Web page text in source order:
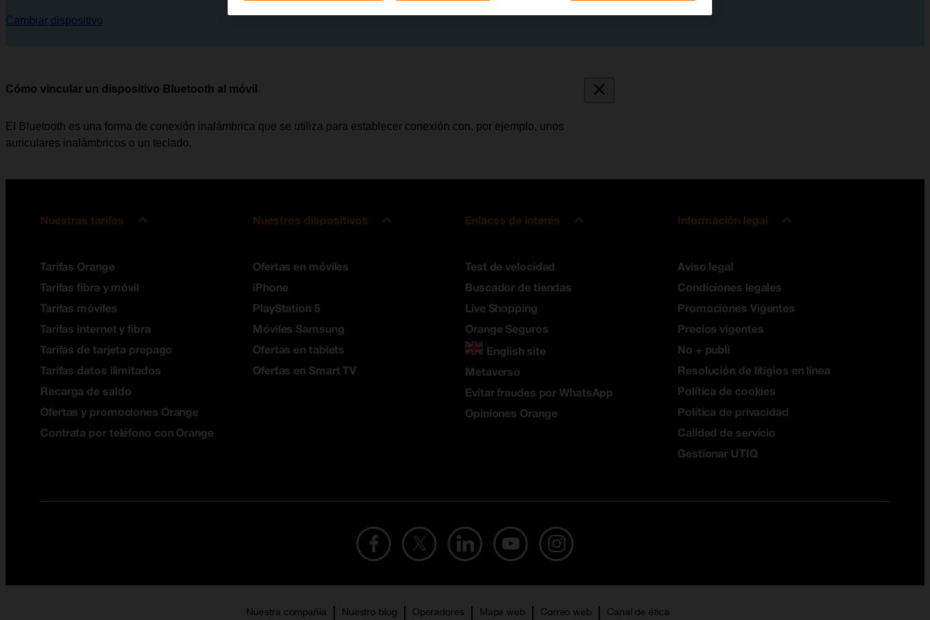
Cambiar dispositivo
Cómo vincular un dispositivo Bluetooth al móvil
El Bluetooth es una forma de conexión inalámbrica que se utiliza para establecer conexión con, por ejemplo, unos
auriculares inalámbricos o un teclado.
Nuestras tarifas
Tarifas Orange
Tarifas fibra y móvil
Tarifas móviles
Tarifas internet y fibra
Tarifas de tarjeta prepago
Tarifas datos ilimitados
Recarga de saldo
Ofertas y promociones Orange
Contrata por teléfono con Orange
Nuestros dispositivos
Ofertas en móviles
iPhone
PlayStation 5
Móviles Samsung
Ofertas en tablets
Ofertas en Smart TV
Enlaces de interés
Test de velocidad
Buscador de tiendas
Live Shopping
Orange Seguros
English site
Metaverso
Evitar fraudes por WhatsApp
Opiniones Orange
Información legal
Aviso legal
Condiciones legales
Promociones Vigentes
Precios vigentes
No + publi
Resolución de litigios en línea
Política de cookies
Política de privacidad
Calidad de servicio
Gestionar UTIQ
Nuestra compañía Nuestro blog Operadores Mapa web Correo web Canal de ética